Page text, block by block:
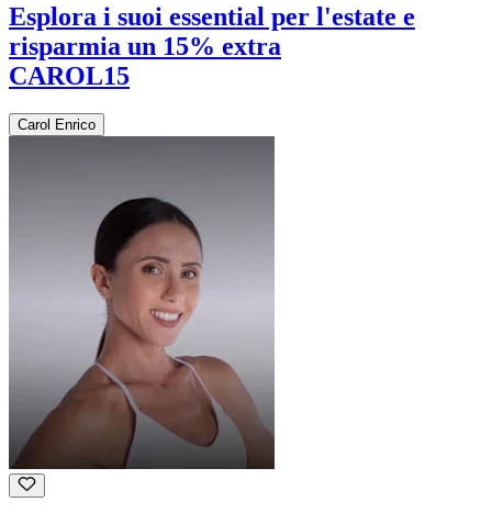
Esplora i suoi essential per l'estate e
risparmia un 15% extra
CAROL15
Carol Enrico